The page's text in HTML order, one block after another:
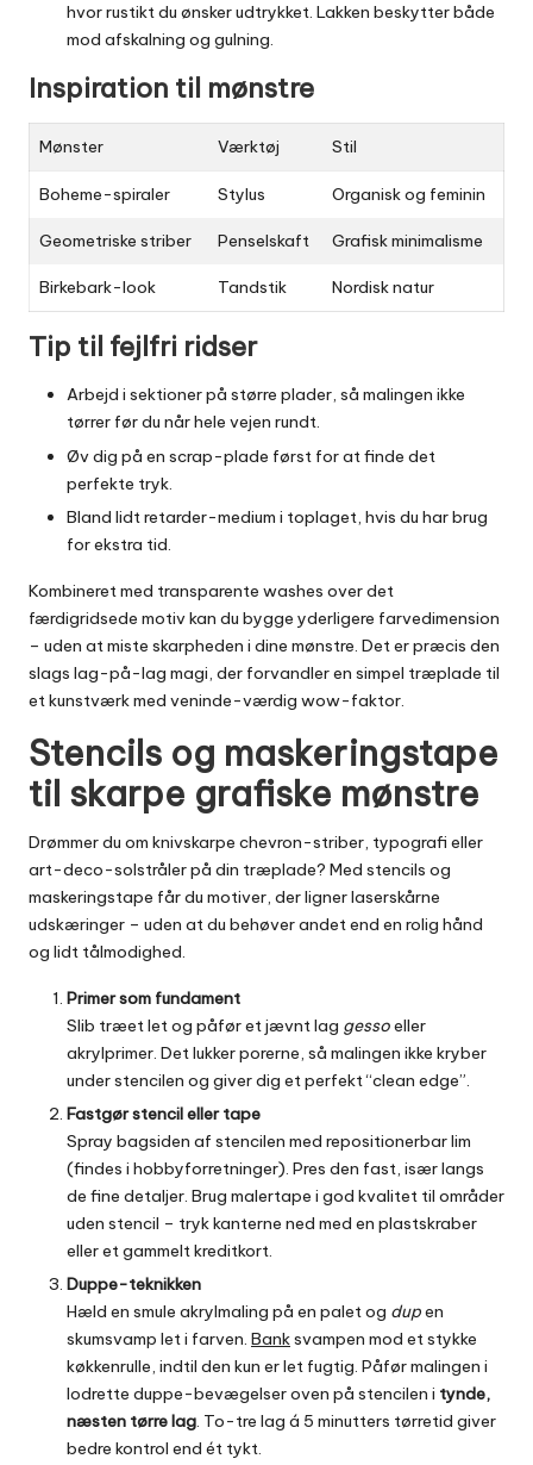
hvor rustikt du ønsker udtrykket. Lakken beskytter både
mod afskalning og gulning.
Inspiration til mønstre
Mønster Værktøj Stil
Boheme-spiraler Stylus Organisk og feminin
Geometriske striber Penselskaft Grafisk minimalisme
Birke­bark-look Tandstik Nordisk natur
Tip til fejlfri ridser
Arbejd i sektioner på større plader, så malingen ikke
tørrer før du når hele vejen rundt.
Øv dig på en scrap-plade først for at finde det
perfekte tryk.
Bland lidt retarder-medium i toplaget, hvis du har brug
for ekstra tid.
Kombineret med transparente washes over det
færdigridsede motiv kan du bygge yderligere farvedimension
– uden at miste skarpheden i dine mønstre. Det er præcis den
slags lag-på-lag magi, der forvandler en simpel træplade til
et kunstværk med veninde-værdig wow-faktor.
Stencils og maskeringstape
til skarpe grafiske mønstre
Drømmer du om knivskarpe chevron-striber, typografi eller
art-deco-solstråler på din træplade? Med stencils og
maskeringstape får du motiver, der ligner laserskårne
udskæringer – uden at du behøver andet end en rolig hånd
og lidt tålmodighed.
Primer som fundament
Slib træet let og påfør et jævnt lag gessoeller
akrylprimer. Det lukker porerne, så malingen ikke kryber
under stencilen og giver dig et perfekt “clean edge”.
Fastgør stencil eller tape
Spray bagsiden af stencilen med repositionerbar lim
(findes i hobby­forretninger). Pres den fast, især langs
de fine detaljer. Brug malertape i god kvalitet til områder
uden stencil – tryk kanterne ned med en plastskraber
eller et gammelt kreditkort.
Duppe-teknikken
Hæld en smule akrylmaling på en palet og dupen
skumsvamp let i farven. Banksvampen mod et stykke
køkkenrulle, indtil den kun er let fugtig. Påfør malingen i
lodrette duppe-bevægelser oven på stencilen i tynde,
næsten tørre lag. To-tre lag á 5 minutters tørretid giver
bedre kontrol end ét tykt.